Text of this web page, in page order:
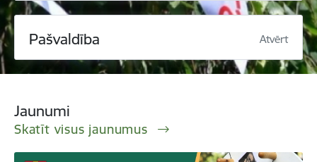
Pašvaldība Atvērt
Jaunumi
Skatīt visus jaunumus